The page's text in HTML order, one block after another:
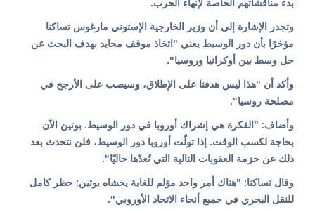
وتجدر الإشارة إلى أن وزير الخارجية الإستوني مارغوس تساكنا
مؤخرًا بأن دور الوسيط يعني "اتخاذ موقف محايد بهدف البحث عن
حل وسط بين أوكرانيا وروسيا".
وأكد أن "هذا ليس هدفنا على الإطلاق، وسيصب على الأرجح في
مصلحة روسيا".
وأضاف: "الفكرة هي إشراك أوروبا في دور الوسيط. بوتين الآن
بحاجة لكسب الوقت. إذا تولّت أوروبا دور الوسيط، فلن نتحدث بعد
ذلك عن حزمة العقوبات التالية التي نُعدّها حاليًا".
وقال تساكنا: "هناك أمر واحد مؤلم للغاية يخشاه بوتين: حظر كامل
للنقل البحري في جميع أنحاء الاتحاد الأوروبي".